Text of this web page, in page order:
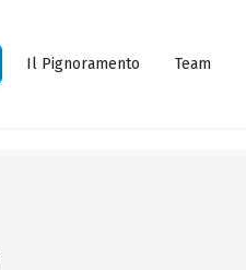
Il Pignoramento Team